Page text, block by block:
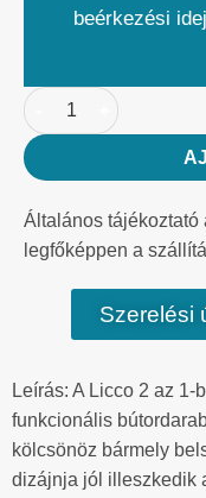
beérkezési
Általános tájékoztató
legfőképpen a
Szerelési
Leírás: A Licco 2 az
funkcionális
kölcsönöz bármely
dizájnja jól illeszkedik